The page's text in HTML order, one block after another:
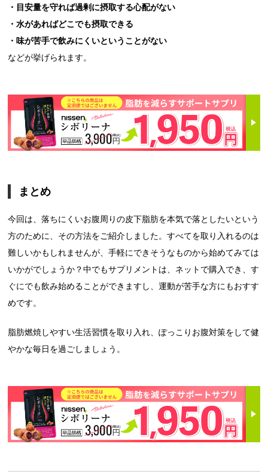
・目安量を守れば過剰に摂取する心配がない
・水があればどこでも摂取できる
・味が苦手で飲みにくいということがない
などが挙げられます。
まとめ
今回は、落ちにくいお腹周りの皮下脂肪を本気で落としたいという
方のために、その方法をご紹介しました。すべてを取り入れるのは
難しいかもしれませんが、手軽にできそうなものから始めてみては
いかがでしょうか？中でもサプリメントは、ネットで購入でき、す
ぐにでも飲み始めることができますし、運動が苦手な方にもおすす
めです。
脂肪燃焼しやすい生活習慣を取り入れ、ぽっこりお腹対策をして健
やかな毎日を過ごしましょう。